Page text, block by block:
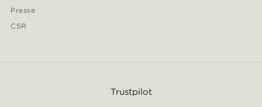
Presse
CSR
Trustpilot